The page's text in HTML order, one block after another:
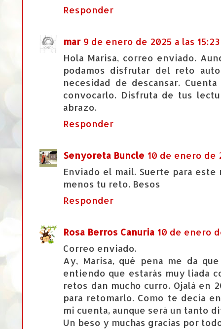
Responder
mar 9 de enero de 2025 a las 15:23
Hola Marisa, correo enviado.
podamos disfrutar del reto
necesidad de descansar.
convocarlo. Disfruta de tus
abrazo.
Responder
Senyoreta Buncle 10 de enero de
Enviado el mail. Suerte para
menos tu reto. Besos
Responder
Rosa Berros Canuria 10 de enero
Correo enviado.
Ay, Marisa, qué pena me da
entiendo que estarás muy liada
retos dan mucho curro. Ojalá en
para retomarlo. Como te decía
mi cuenta, aunque será un tanto
Un beso y muchas gracias por